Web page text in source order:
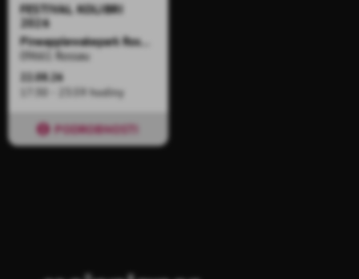
FESTIVAL KOLIBRI
2026
Pineapplewakepark Rossau
09661 Rossau
22.08.26
17:30 - 23:59 hodiny
PODROBNOSTI